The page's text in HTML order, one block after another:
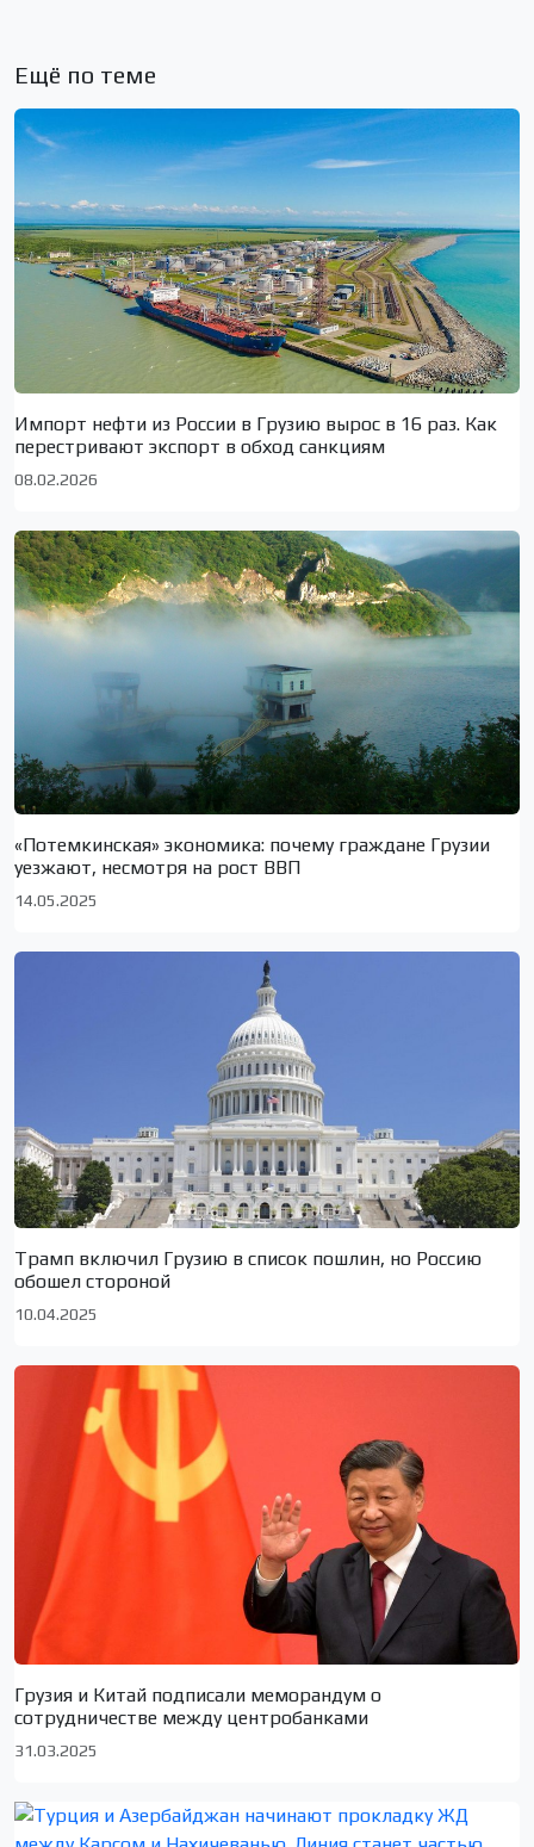
Ещё по теме
Импорт нефти из России в Грузию вырос в 16 раз. Как
перестривают экспорт в обход санкциям
08.02.2026
«Потемкинская» экономика: почему граждане Грузии
уезжают, несмотря на рост ВВП
14.05.2025
Трамп включил Грузию в список пошлин, но Россию
обошел стороной
10.04.2025
Грузия и Китай подписали меморандум о
сотрудничестве между центробанками
31.03.2025